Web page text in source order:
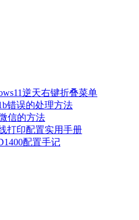
逆天右键折叠菜单
错误的处理方法
信的方法
打印配置实用手册
配置手记